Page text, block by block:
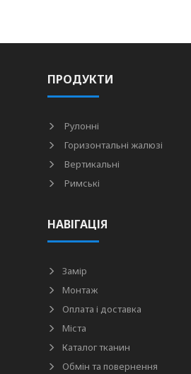
ПРОДУКТИ
Рулонні
Горизонтальні жалюзі
Вертикальні
Римські
НАВІГАЦІЯ
Замір
Монтаж
Оплата і доставка
Міста
Каталог тканин
Обмін та повернення